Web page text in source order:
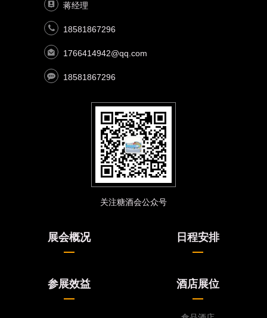
蒋经理
18581867296
1766414942@qq.com
18581867296
关注糖酒会公众号
展会概况 日程安排
参展效益 酒店展位